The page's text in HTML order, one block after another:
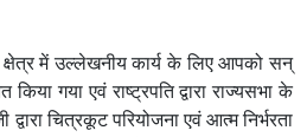
क्षेत्र में उल्लेखनीय कार्य के लिए आपको सन्
गया एवं राष्ट्रपति द्वारा राज्यसभा के
चित्रकूट परियोजना एवं आत्म निर्भरता